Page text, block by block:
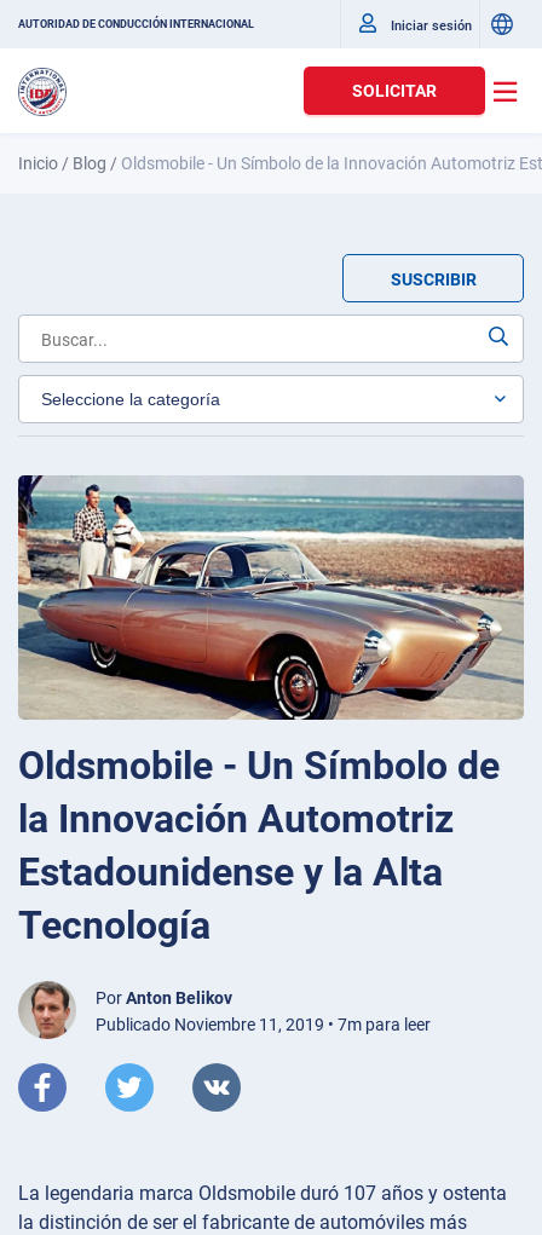
AUTORIDAD DE CONDUCCIÓN INTERNACIONAL Iniciar sesión
SOLICITAR
Inicio / Blog / Oldsmobile - Un Símbolo de la Innovación Automotriz
SUSCRIBIR
Oldsmobile - Un Símbolo de
la Innovación Automotriz
Estadounidense y la Alta
Tecnología
PorAnton Belikov
Publicado Noviembre 11, 2019 • 7m para leer
La legendaria marca Oldsmobile duró 107 años y ostenta
la distinción de ser el fabricante de automóviles más